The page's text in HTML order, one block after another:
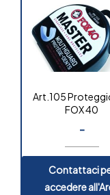
Art.105
FOX 40
-
Contattaci
accedere